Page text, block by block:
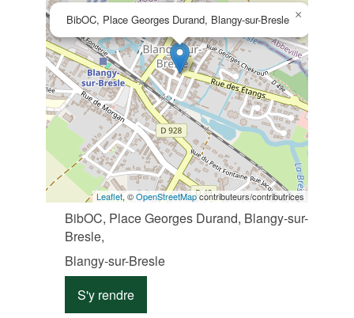
BibOC, Place Georges Durand, Blangy-sur-Bresle ×
Leaflet, ©OpenStreetMapcontributeurs/contributrices
BibOC, Place Georges Durand, Blangy-sur-
Bresle,
Blangy-sur-Bresle
S'y rendre